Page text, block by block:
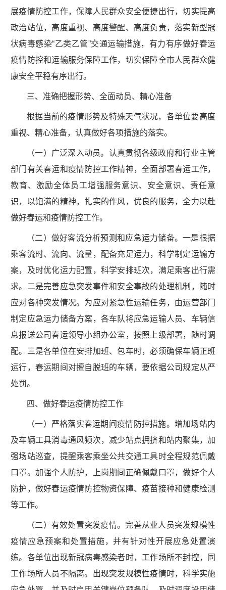
展疫情防控工作，保障人民群众安全便捷出行，切实提高
政治站位，高度重视、高度警醒、高度负责，落实新型冠
状病毒感染“乙类乙管”交通运输措施，有力有序做好春运
疫情防控和运输服务保障工作，切实保障全市人民群众健
康安全平稳有序出行。
三、准确把握形势、全面动员、精心准备
根据当前的疫情形势及特殊天气状况，各单位要高度
重视、精心准备，认真做好各项措施的落实。
（一）广泛深入动员。认真贯彻各级政府和行业主管
部门有关春运和疫情防控工作精神，全面部署春运工作，
教育、激励全体员工增强服务意识、安全意识、责任意
识，以饱满的精神，扎实的作风，优良的服务，全力以赴
做好春运和疫情防控工作。
（二）做好客流分析预测和应急运力储备。一是根据
乘客流时、流向、流量，配备充足运力，科学制定运输方
案，及时优化运力配置，科学安排班次，满足乘客出行需
求。二是完善应急突发事件和安全事故的处理机制，随时
应对各种突发情况。为应对紧急性运输任务，由运营部门
制定应急运力储备方案，各车队将应急运输人员、车辆信
息报送公司春运领导小组办公室，按照上级部署，随时调
配。三是各单位在安排加班、包车时，必须确保车辆正班
运行，春运期间对擅自脱班的车辆，要依据公司规定从严
处罚。
四、做好春运疫情防控工作
（一）严格落实春运期间疫情防控措施。增加场站内
及车辆工具消毒通风频次，减少站点拥挤和站内聚集，加
强场站巡查，提醒乘客乘坐公共交通工具时全程规范佩戴
口罩。加强个人防护，上岗期间正确佩戴口罩，做好个人
防护，做好春运疫情防控物资保障、疫苗接种和健康检测
等工作。
（二）有效处置突发疫情。完善从业人员突发规模性
疫情应急预案和处置措施，并有针对性开展应急处置演
练。各单位出现新冠病毒感染者时，工作场所不封控，同
工作场所人员不隔离。出现突发规模性疫情时，科学实施